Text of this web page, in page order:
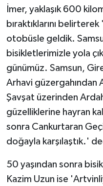
İmer, yaklaşık 600
bıraktıklarını
otobüsle geldik.
bisikletlerimizle yola
günümüz. Samsun,
Arhavi güzergahından
Şavşat üzerinden
güzelliklerine hayran
sonra Cankurtaran
doğayla karşılaştık.'
50 yaşından sonra
Kazim Uzun ise